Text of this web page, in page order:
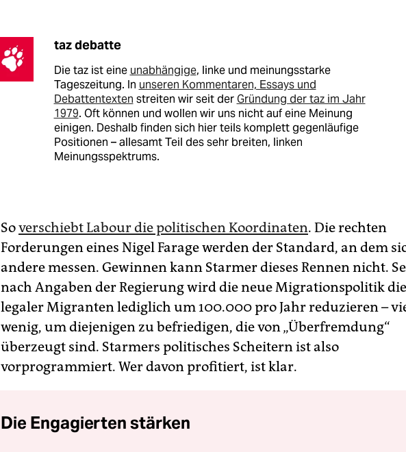
taz debatte
Die taz ist eine unabhängige, linke und meinungsstarke
Tageszeitung. In unseren Kommentaren, Essays und
Debattentexten streiten wir seit derGründung der taz im Jahr
1979. Oft können und wollen wir uns nicht auf eine Meinung
einigen. Deshalb finden sich hier teils komplett gegenläufige
Positionen – allesamt Teil des sehr breiten, linken
Meinungsspektrums.
Soverschiebt Labour die politischen Koordinaten. Die rechten
Forderungen eines Nigel Farage werden der Standard, an dem
andere messen. Gewinnen kann Starmer dieses Rennen nicht.
nach Angaben der Regierung wird die neue Migrationspolitik
legaler Migranten lediglich um 100.000 pro Jahr reduzieren –
wenig, um diejenigen zu befriedigen, die von „Überfremdung“
überzeugt sind. Starmers politisches Scheitern ist also
vorprogrammiert. Wer davon profitiert, ist klar.
Die Engagierten stärken